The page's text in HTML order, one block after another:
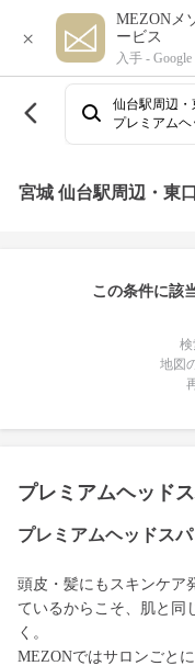
×
MEZONメ
ービス
入手 - Google
仙台駅周辺
プレミアム
宮城 仙台駅周辺・東
この条件に該
地図
プレミアムヘッド
プレミアムヘッドス
頭皮・髪にもスキンケア
ているからこそ、肌と同
く。
MEZONではサロンごと